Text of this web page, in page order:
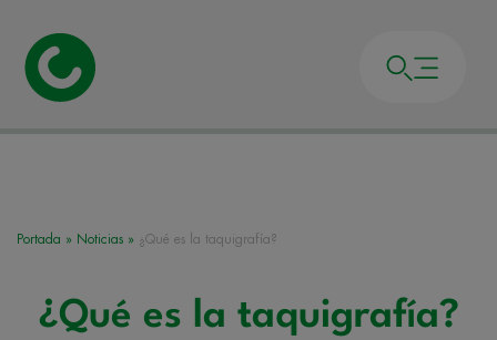
Portada » Noticias » ¿Qué es la taquigrafía?
¿Qué es la taquigrafía?